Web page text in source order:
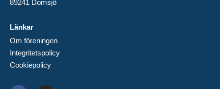
89241 Domsjö
Länkar
Om föreningen
Integritetspolicy
Cookiepolicy